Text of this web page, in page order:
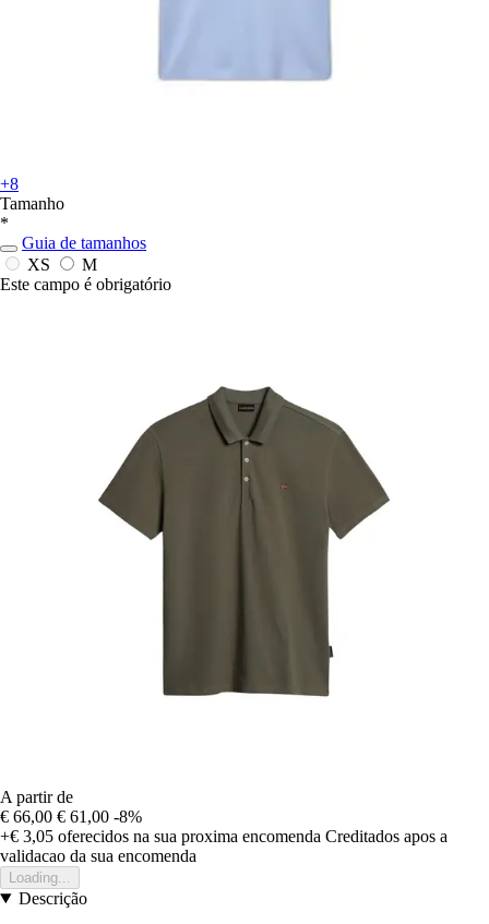
+8
Tamanho
*
Guia de tamanhos
XS
M
Este campo é obrigatório
A partir de
€ 66,00 € 61,00 -8%
+€ 3,05 oferecidos na sua proxima encomenda Creditados apos a
validacao da sua encomenda
Loading...
Descrição